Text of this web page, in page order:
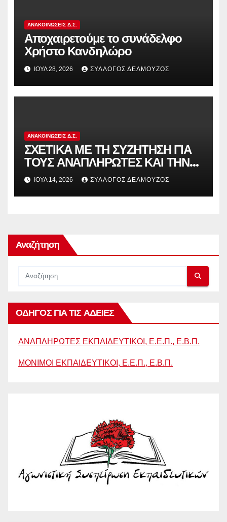
ΑΝΑΚΟΙΝΏΣΕΙΣ Δ.Σ.
Αποχαιρετούμε το συνάδελφο
Χρήστο Κανδηλώρο
ΙΟΎΛ 28, 2026 ΣΎΛΛΟΓΟΣ ΔΕΛΜΟΎΖΟΣ
ΑΝΑΚΟΙΝΏΣΕΙΣ Δ.Σ.
ΣΧΕΤΙΚΑ ΜΕ ΤΗ ΣΥΖΗΤΗΣΗ ΓΙΑ
ΤΟΥΣ ΑΝΑΠΛΗΡΩΤΕΣ ΚΑΙ ΤΗΝ
ΠΑΡΑΠΟΜΠΗ ΤΗΣ ΕΛΛΑΔΑΣ
ΣΤΟ ΕΥΡΩΠΑΪΚΟ ΔΙΚΑΣΤΗΡΙΟ
ΙΟΎΛ 14, 2026 ΣΎΛΛΟΓΟΣ ΔΕΛΜΟΎΖΟΣ
Αναζήτηση
ΟΔΗΓΟΣ ΓΙΑ ΤΙΣ ΑΔΕΙΕΣ
ΑΝΑΠΛΗΡΩΤΕΣ ΕΚΠΑΙΔΕΥΤΙΚΟΙ, Ε.Ε.Π., Ε.Β.Π.
ΜΟΝΙΜΟΙ ΕΚΠΑΙΔΕΥΤΙΚΟΙ, Ε.Ε.Π., Ε.Β.Π.